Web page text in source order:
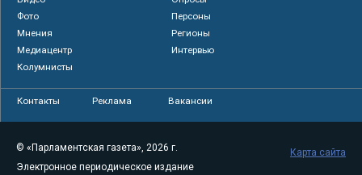
Фото
Персоны
Мнения
Регионы
Медиацентр
Интервью
Колумнисты
Контакты Реклама Вакансии
© «Парламентская газета», 2026 г.
Электронное периодическое издание
Карта сайта